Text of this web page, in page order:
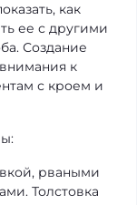
как
ее с другими
Создание
к
с кроем и
рваными
Толстовка